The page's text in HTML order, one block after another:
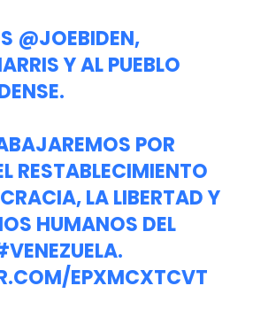
@JOEBIDEN,
Y AL PUEBLO
POR
RESTABLECIMIENTO
LA LIBERTAD Y
HUMANOS DEL
.
EPXMCXTCVT